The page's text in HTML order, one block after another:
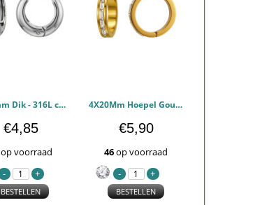
13,5 mm Dik - 316L chirurgisch roestvrij staal Oorbellen PCJW51288
€4,85
op voorraad
BESTELLEN
4X20Mm Hoepel Goudkleurig - 316L chirurgisch roestvrij staal Oorbellen PCJW51287
€5,90
46op voorraad
BESTELLEN